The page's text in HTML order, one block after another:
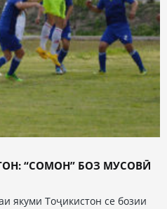
“СОМОН” БОЗ МУСОВӢ
якуми Тоҷикистон се бозии